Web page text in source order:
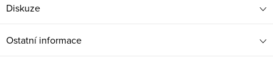
Diskuze
Ostatní informace